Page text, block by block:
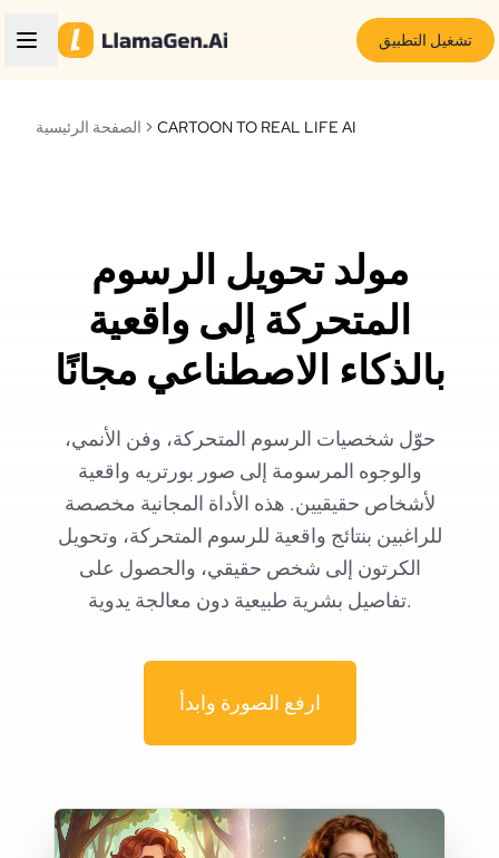
تشغيل التطبيق
الصفحة الرئيسية CARTOON TO REAL LIFE AI
مولد تحويل الرسوم
المتحركة إلى واقعية
بالذكاء الاصطناعي مجانًا
حوّل شخصيات الرسوم المتحركة، وفن الأنمي،
والوجوه المرسومة إلى صور بورتريه واقعية
لأشخاص حقيقيين. هذه الأداة المجانية مخصصة
للراغبين بنتائج واقعية للرسوم المتحركة، وتحويل
الكرتون إلى شخص حقيقي، والحصول على
تفاصيل بشرية طبيعية دون معالجة يدوية.
ارفع الصورة وابدأ